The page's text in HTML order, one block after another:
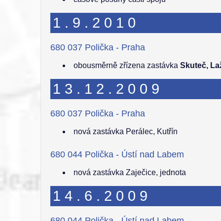
1.9.2010
680 037 Polička - Praha
obousměrně zřízena zastávka Skuteč,
13.12.2009
680 037 Polička - Praha
nová zastávka Perálec, Kutřín
680 044 Polička - Ústí nad Labem
nová zastávka Zaječice, jednota
14.6.2009